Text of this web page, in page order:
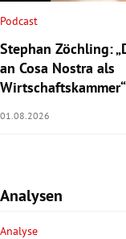
Podcast
Stephan Zöchling:
an Cosa Nostra als
Wirtschaftskammer“
01.08.2026
Analysen
Analyse